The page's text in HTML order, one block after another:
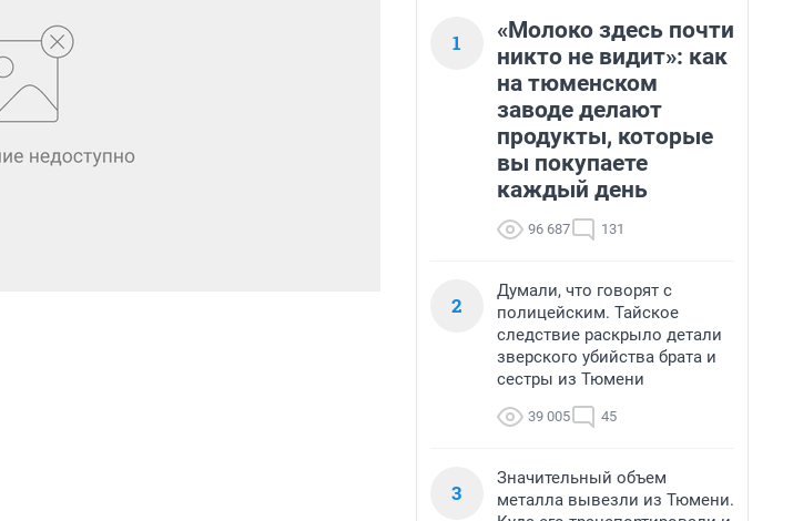
1
«Молоко здесь почти
никто не видит»: как
на тюменском
заводе делают
продукты, которые
вы покупаете
каждый день
96 687 131
2
Думали, что говорят с
полицейским. Тайское
следствие раскрыло детали
зверского убийства брата и
сестры из Тюмени
39 005 45
3
Значительный объем
металла вывезли из Тюмени.